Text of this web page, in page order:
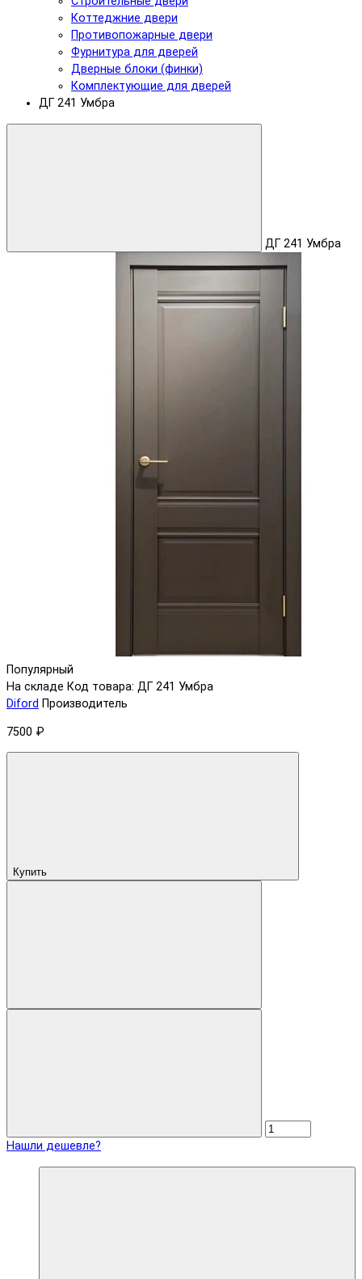
Коттеджние двери
Противопожарные двери
Фурнитура для дверей
Дверные блоки (финки)
Комплектующие для дверей
ДГ 241 Умбра
ДГ 241 Умбра
Популярный
На складе Код товара: ДГ 241 Умбра
Diford Производитель
7500 ₽
Купить
Нашли дешевле?